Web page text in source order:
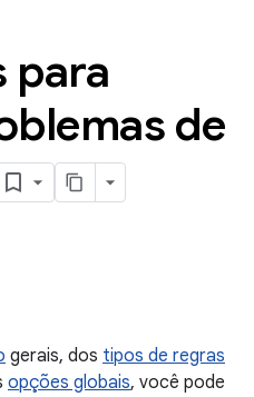
para
de
gerais, dos tipos de regras
opções globais, você pode